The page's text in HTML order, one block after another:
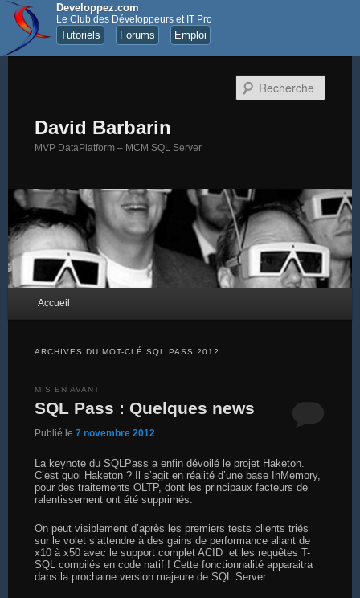
Developpez.com
Le Club des Développeurs et IT Pro
Tutoriels Forums Emploi
David Barbarin
MVP DataPlatform – MCM SQL Server
Aller au contenu principal
Aller au contenu secondaire
Accueil
ARCHIVES DU MOT-CLÉ SQL PASS 2012
SQL Pass : Quelques news
MIS EN AVANT
Publié le 7 novembre 2012
La keynote du SQLPass a enfin dévoilé le projet Haketon.
C’est quoi Haketon ? Il s’agit en réalité d’une base InMemory,
pour des traitements OLTP, dont les principaux facteurs de
ralentissement ont été supprimés.
On peut visiblement d’après les premiers tests clients triés
sur le volet s’attendre à des gains de performance allant de
x10 à x50 avec le support complet ACID et les requêtes T-
SQL compilés en code natif ! Cette fonctionnalité apparaitra
dans la prochaine version majeure de SQL Server.